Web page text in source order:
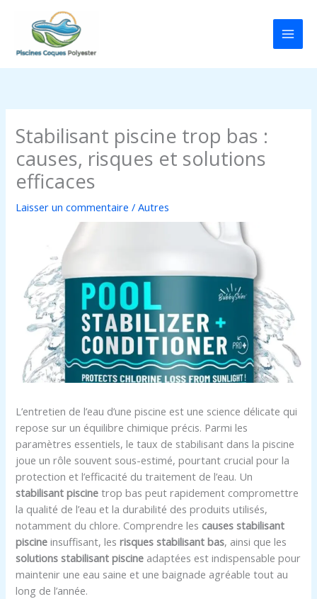
contenu
Stabilisant piscine trop bas :
causes, risques et solutions
efficaces
Laisser un commentaire /Autres
L’entretien de l’eau d’une piscine est une science délicate qui
repose sur un équilibre chimique précis. Parmi les
paramètres essentiels, le taux de stabilisant dans la piscine
joue un rôle souvent sous-estimé, pourtant crucial pour la
protection et l’efficacité du traitement de l’eau. Un
stabilisant piscine trop bas peut rapidement compromettre
la qualité de l’eau et la durabilité des produits utilisés,
notamment du chlore. Comprendre les causes stabilisant
piscine insuffisant, lesrisques stabilisant bas, ainsi que les
solutions stabilisant piscine adaptées est indispensable pour
maintenir une eau saine et une baignade agréable tout au
long de l’année.